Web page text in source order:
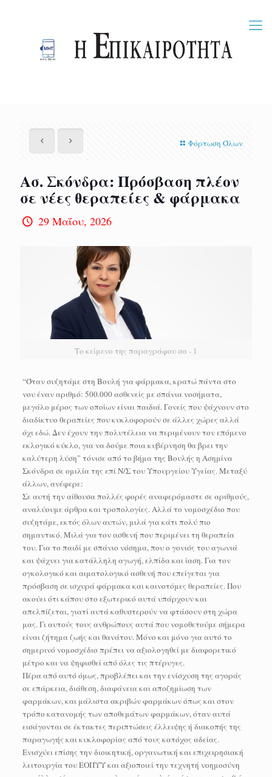
Φόρτωση Όλων
Ασ. Σκόνδρα: Πρόσβαση πλέον
σε νέες θεραπείες & φάρμακα
29 Μαΐου, 2026
Το κείμενο της παραγράφου σα - 1
“Όταν συζητάμε στη Βουλή για φάρμακα, κρατώ πάντα στο
νου έναν αριθμό: 500.000 ασθενείς με σπάνια νοσήματα,
μεγάλο μέρος των οποίων είναι παιδιά. Γονείς που ψάχνουν στο
διαδίκτυο θεραπείες που κυκλοφορούν σε άλλες χώρες αλλά
όχι εδώ. Δεν έχουν την πολυτέλεια να περιμένουν τον επόμενο
εκλογικό κύκλο, για να δούμε ποια κυβέρνηση θα βρει την
καλύτερη λύση” τόνισε από το βήμα της Βουλής η Ασημίνα
Σκόνδρα σε ομιλία της επί Ν/Σ του Υπουργείου Υγείας. Μεταξύ
άλλων, ανέφερε:
Σε αυτή την αίθουσα πολλές φορές αναφερόμαστε σε αριθμούς,
αναλύουμε άρθρα και τροπολογίες. Αλλά το νομοσχέδιο που
συζητάμε, εκτός όλων αυτών, μιλά για κάτι πολύ πιο
σημαντικό. Μιλά για τον ασθενή που περιμένει τη θεραπεία
του. Για το παιδί με σπάνιο νόσημα, που ο γονιός του αγωνιά
και ψάχνει για κατάλληλη αγωγή, ελπίδα και ίαση. Για τον
ογκολογικό και αιματολογικό ασθενή που επείγεται για
πρόσβαση σε ισχυρά φάρμακα και καινοτόμες θεραπείες. Που
ακούει ότι κάπου στο εξωτερικό αυτά υπάρχουν και
απελπίζεται, γιατί αυτά καθυστερούν να φτάσουν στη χώρα
μας. Γι αυτούς τους ανθρώπους αυτά που νομοθετούμε σήμερα
είναι ζήτημα ζωής και θανάτου. Μόνο και μόνο για αυτό το
σημερινό νομοσχέδιο πρέπει να αξιολογηθεί με διαφορετικό
μέτρο και να ψηφισθεί από όλες τις πτέρυγες.
Πέρα από αυτό όμως, προβλέπει και την ενίσχυση της αγοράς
σε επάρκεια, διάθεση, διαφάνεια και αποζημίωση των
φαρμάκων, και μάλιστα ακριβών φαρμάκων όπως και στον
τρόπο κατανομής των αποθεμάτων φαρμάκων, όταν αυτά
εισάγονται σε έκτακτες περιπτώσεις έλλειψης ή διακοπής της
παραγωγής και κυκλοφορίας από τους κατόχος αδείας.
Ενισχύει επίσης την διοικητική, οργανωτική και επιχειρησιακή
λειτουργία του ΕΟΠΥΥ και αξιοποιεί την τεχνητή νοημοσύνη